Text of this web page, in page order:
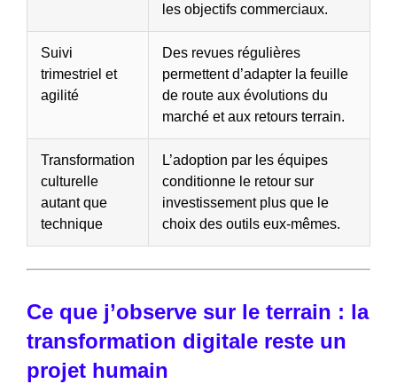
les objectifs commerciaux.
Suivi
trimestriel et
agilité
Des revues régulières
permettent d’adapter la feuille
de route aux évolutions du
marché et aux retours terrain.
Transformation
culturelle
autant que
technique
L’adoption par les équipes
conditionne le retour sur
investissement plus que le
choix des outils eux-mêmes.
Ce que j’observe sur le terrain : la
transformation digitale reste un
projet humain